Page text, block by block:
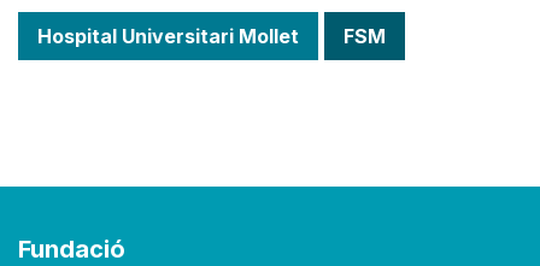
Hospital Universitari Mollet FSM
Fundació